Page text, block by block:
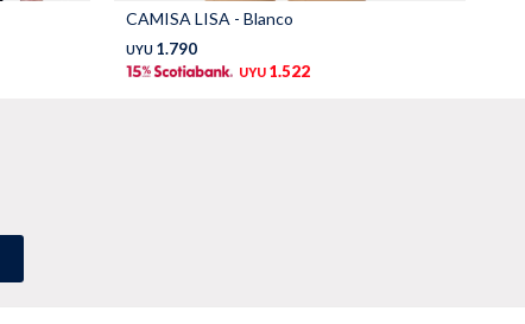
CAMISA LISA - Blanco
UYU 1.790
UYU 1.522